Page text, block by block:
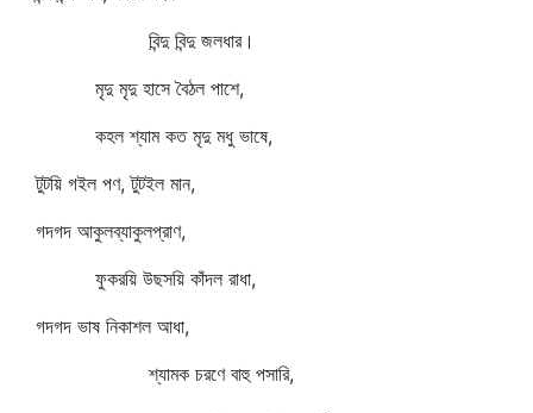
বিন্দু বিন্দু জলধার।
মৃদু মৃদু হাসে বৈঠল পাশে,
কহল শ্যাম কত মৃদু মধু ভাষে,
টুটয়ি গইল পণ, টুটইল মান,
গদগদ আকুলব্যাকুলপ্রাণ,
ফুকরয়ি উছসয়ি কাঁদল রাধা,
গদগদ ভাষ নিকাশল আধা,
শ্যামক চরণে বাহু পসারি,